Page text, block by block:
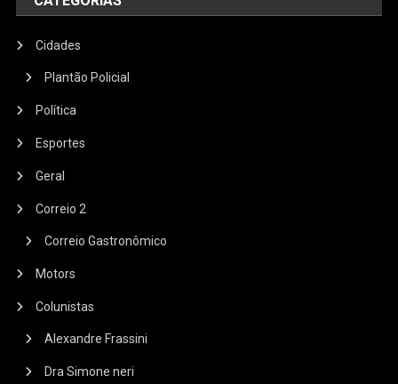
Cidades
Plantão Policial
Política
Esportes
Geral
Correio 2
Correio Gastronômico
Motors
Colunistas
Alexandre Frassini
Dra Simone neri